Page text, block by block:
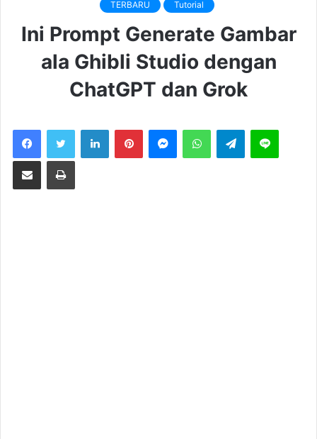
TERBARU Tutorial
Ini Prompt Generate Gambar
ala Ghibli Studio dengan
ChatGPT dan Grok
LinkedInPinterestMessengerWhatsAppTelegramLine
Share via Email Print